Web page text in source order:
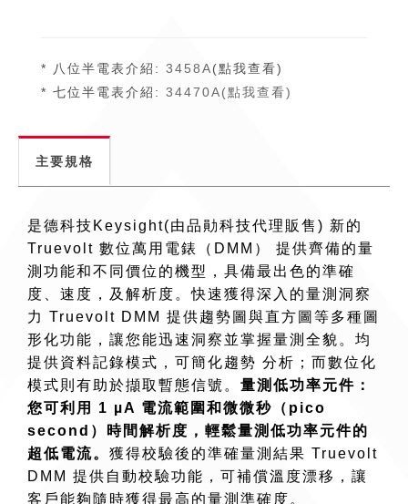
* 八位半電表介紹: 3458A(點我查看)
* 七位半電表介紹: 34470A(點我查看)
主要規格
是德科技Keysight(由品勛科技代理販售) 新的
Truevolt 數位萬用電錶（DMM） 提供齊備的量
測功能和不同價位的機型，具備最出色的準確
度、速度，及解析度。快速獲得深入的量測洞察
力 Truevolt DMM 提供趨勢圖與直方圖等多種圖
形化功能，讓您能迅速洞察並掌握量測全貌。均
提供資料記錄模式，可簡化趨勢 分析；而數位化
模式則有助於擷取暫態信號。 量測低功率元件：
您可利用 1 µA 電流範圍和微微秒（pico
second）時間解析度，輕鬆量測低功率元件的
超低電流。 獲得校驗後的準確量測結果 Truevolt
DMM 提供自動校驗功能，可補償溫度漂移，讓
客戶能夠隨時獲得最高的量測準確度。